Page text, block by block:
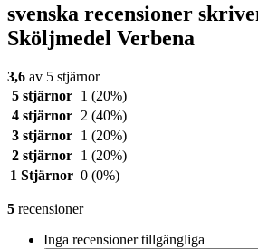
svenska recensioner
Sköljmedel Verbena
3,6 av 5 stjärnor
5 stjärnor
1 (20%)
4 stjärnor
2 (40%)
3 stjärnor
1 (20%)
2 stjärnor
1 (20%)
1 Stjärnor 0 (0%)
5 recensioner
Inga recensioner tillgängliga